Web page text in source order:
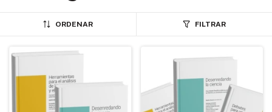
ORDENAR FILTRAR